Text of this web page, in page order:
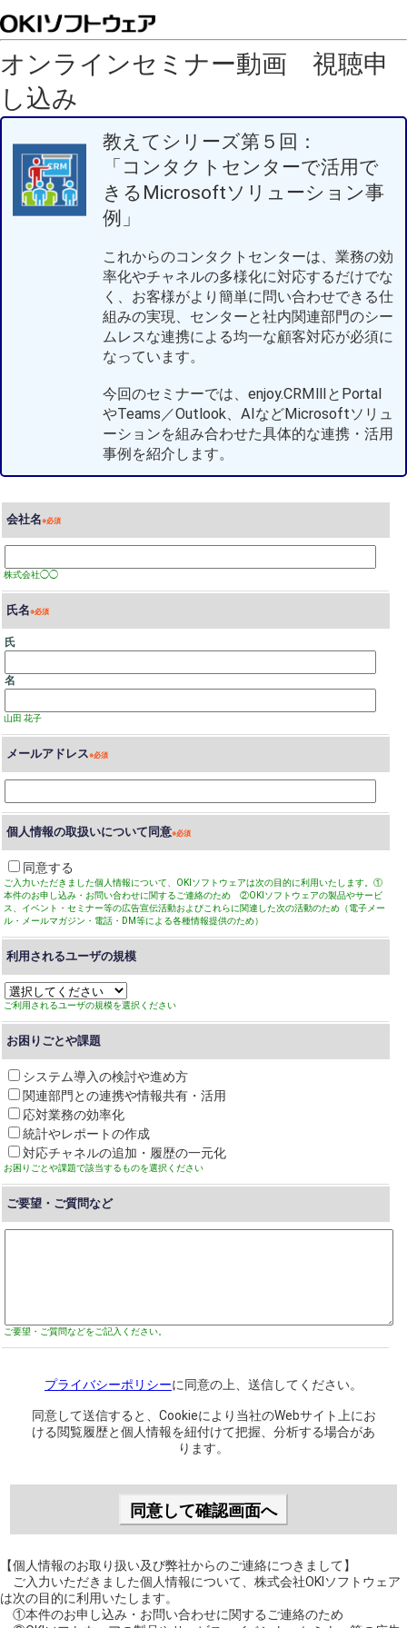
オンラインセミナー動画 視聴申
し込み
教えてシリーズ第５回：
「コンタクトセンターで活用で
きるMicrosoftソリューション事
例」
これからのコンタクトセンターは、業務の効
率化やチャネルの多様化に対応するだけでな
く、お客様がより簡単に問い合わせできる仕
組みの実現、センターと社内関連部門のシー
ムレスな連携による均一な顧客対応が必須に
なっています。
今回のセミナーでは、enjoy.CRMⅢとPortal
やTeams／Outlook、AIなどMicrosoftソリュ
ーションを組み合わせた具体的な連携・活用
事例を紹介します。
会社名
株式会社◯◯
氏名
氏
名
山田 花子
メールアドレス
個人情報の取扱いについて同意
同意する
ご入力いただきました個人情報について、OKIソフトウェアは次の目的に利用いたします。①
本件のお申し込み・お問い合わせに関するご連絡のため ②OKIソフトウェアの製品やサービ
ス、イベント・セミナー等の広告宣伝活動およびこれらに関連した次の活動のため（電子メー
ル・メールマガジン・電話・DM等による各種情報提供のため）
利用されるユーザの規模
ご利用されるユーザの規模を選択ください
お困りごとや課題
システム導入の検討や進め方
関連部門との連携や情報共有・活用
応対業務の効率化
統計やレポートの作成
対応チャネルの追加・履歴の一元化
お困りごとや課題で該当するものを選択ください
ご要望・ご質問など
ご要望・ご質問などをご記入ください。
プライバシーポリシーに同意の上、送信してください。
同意して送信すると、Cookieにより当社のWebサイト上にお
ける閲覧履歴と個人情報を紐付けて把握、分析する場合があ
ります。
【個人情報のお取り扱い及び弊社からのご連絡につきまして】
ご入力いただきました個人情報について、株式会社OKIソフトウェア
は次の目的に利用いたします。
①本件のお申し込み・お問い合わせに関するご連絡のため